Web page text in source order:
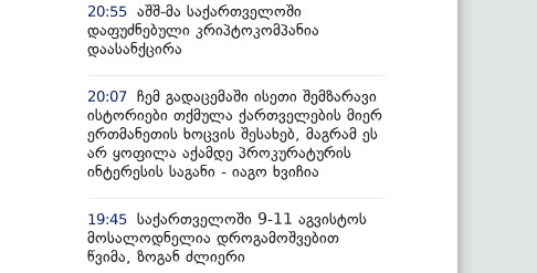
20:55 აშშ-მა საქართველოში
დაფუძნებული კრიპტოკომპანია
დაასანქცირა
20:07 ჩემ გადაცემაში ისეთი შემზარავი
ისტორიები თქმულა ქართველების მიერ
ერთმანეთის ხოცვის შესახებ, მაგრამ ეს
არ ყოფილა აქამდე პროკურატურის
ინტერესის საგანი - იაგო ხვიჩია
19:45 საქართველოში 9-11 აგვისტოს
მოსალოდნელია დროგამოშვებით
წვიმა, ზოგან ძლიერი